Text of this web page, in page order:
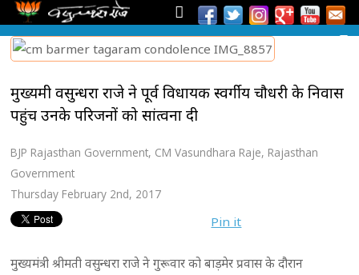
मुख्यमंत्री वसुन्धरा राजे ने पूर्व विधायक स्वर्गीय चौधरी के निवास
पहुंच उनके परिजनों को सांत्वना दी
BJP Rajasthan Government, CM Vasundhara Raje, Rajasthan
Government
Thursday February 2nd, 2017
Pin it
मुख्यमंत्री श्रीमती वसुन्धरा राजे ने गुरूवार को बाड़मेर प्रवास के दौरान